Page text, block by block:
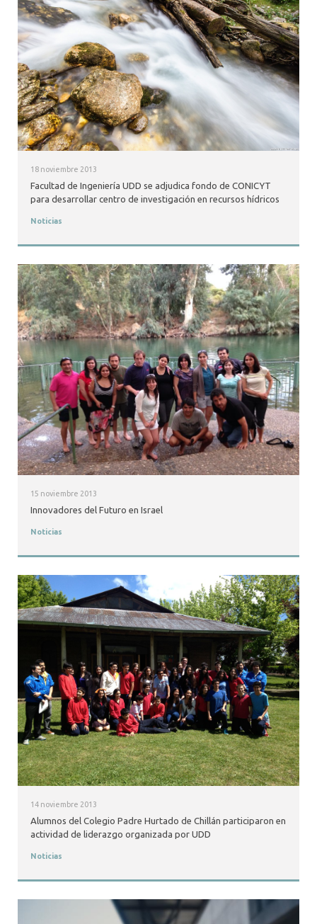
18 noviembre 2013
Facultad de Ingeniería UDD se adjudica fondo de CONICYT
para desarrollar centro de investigación en recursos hídricos
Noticias
15 noviembre 2013
Innovadores del Futuro en Israel
Noticias
14 noviembre 2013
Alumnos del Colegio Padre Hurtado de Chillán participaron en
actividad de liderazgo organizada por UDD
Noticias